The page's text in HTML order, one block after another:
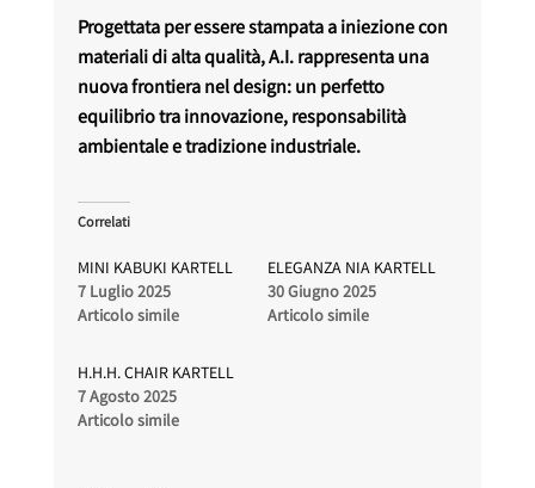
Progettata per essere stampata a iniezione con
materiali di alta qualità, A.I. rappresenta una
nuova frontiera nel design: un perfetto
equilibrio tra innovazione, responsabilità
ambientale e tradizione industriale.
Correlati
MINI KABUKI KARTELL
7 Luglio 2025
Articolo simile
ELEGANZA NIA KARTELL
30 Giugno 2025
Articolo simile
H.H.H. CHAIR KARTELL
7 Agosto 2025
Articolo simile